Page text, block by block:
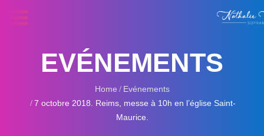
EVÉNEMENTS
Home
Evénements
7 octobre 2018. Reims, messe à 10h en l’église Saint-
Maurice.